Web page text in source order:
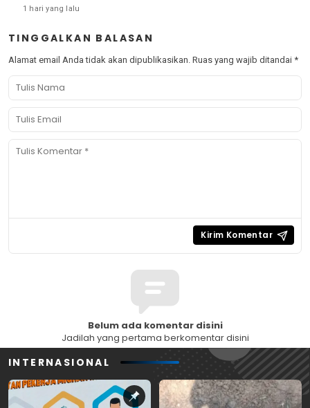
1 hari yang lalu
TINGGALKAN BALASAN
Alamat email Anda tidak akan dipublikasikan. Ruas yang wajib ditandai *
Belum ada komentar disini
Jadilah yang pertama berkomentar disini
INTERNASIONAL